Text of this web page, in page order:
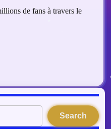
de fans à travers le
Search